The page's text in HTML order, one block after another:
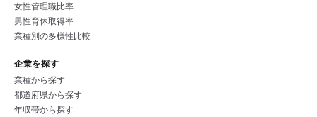
女性管理職比率
男性育休取得率
業種別の多様性比較
企業を探す
業種から探す
都道府県から探す
年収帯から探す